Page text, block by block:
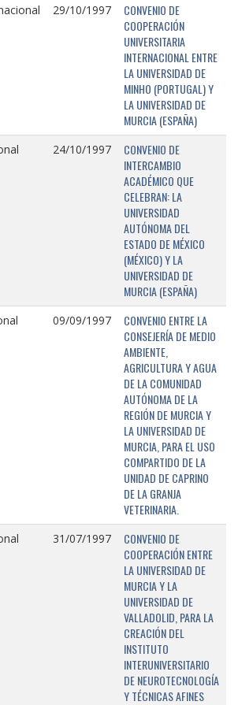
29/10/1997
CONVENIO DE
COOPERACIÓN
UNIVERSITARIA
INTERNACIONAL ENTRE
LA UNIVERSIDAD DE
MINHO (PORTUGAL) Y
LA UNIVERSIDAD DE
MURCIA (ESPAÑA)
24/10/1997
CONVENIO DE
INTERCAMBIO
ACADÉMICO QUE
CELEBRAN: LA
UNIVERSIDAD
AUTÓNOMA DEL
ESTADO DE MÉXICO
(MÉXICO) Y LA
UNIVERSIDAD DE
MURCIA (ESPAÑA)
09/09/1997
CONVENIO ENTRE LA
CONSEJERÍA DE MEDIO
AMBIENTE,
AGRICULTURA Y AGUA
DE LA COMUNIDAD
AUTÓNOMA DE LA
REGIÓN DE MURCIA Y
LA UNIVERSIDAD DE
MURCIA, PARA EL USO
COMPARTIDO DE LA
UNIDAD DE CAPRINO
DE LA GRANJA
VETERINARIA.
31/07/1997
CONVENIO DE
COOPERACIÓN ENTRE
LA UNIVERSIDAD DE
MURCIA Y LA
UNIVERSIDAD DE
VALLADOLID, PARA LA
CREACIÓN DEL
INSTITUTO
INTERUNIVERSITARIO
DE NEUROTECNOLOGÍA
Y TÉCNICAS AFINES